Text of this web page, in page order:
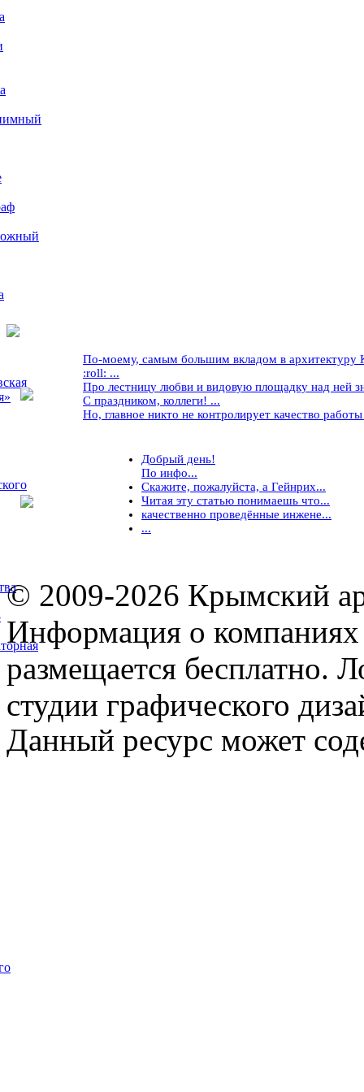
По-моему, самым большим вкладом в архитектуру
:roll: ...
Про лестницу любви и видовую площадку над ней
С праздником, коллеги! ...
Но, главное никто не контролирует качество
Добрый день!
По инфо...
Скажите, пожалуйста, а Гейнрих...
Читая эту статью понимаешь что...
качественно проведённые инжене...
...
© 2009-2026 Крымский
Информация о компаниях
размещается бесплатно.
студии графического
Данный ресурс может